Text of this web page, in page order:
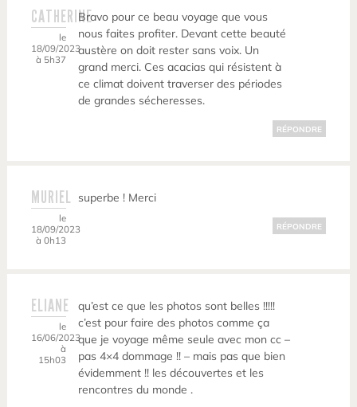
CATHERINE
le
18/09/2023
à 5h37
Bravo pour ce beau voyage que vous
nous faites profiter. Devant cette beauté
austère on doit rester sans voix. Un
grand merci. Ces acacias qui résistent à
ce climat doivent traverser des périodes
de grandes sécheresses.
RÉPONDRE
MURIEL
le
18/09/2023
à 0h13
superbe ! Merci
RÉPONDRE
ELIANE
le
16/06/2023
à
15h03
qu’est ce que les photos sont belles !!!!!
c’est pour faire des photos comme ça
que je voyage même seule avec mon cc –
pas 4×4 dommage !! – mais pas que bien
évidemment !! les découvertes et les
rencontres du monde .